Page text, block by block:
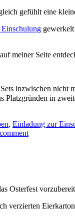
gefühlt eine
meiner Seite
inzwischen
in
, Einladung zur
Osterfest
verzierten